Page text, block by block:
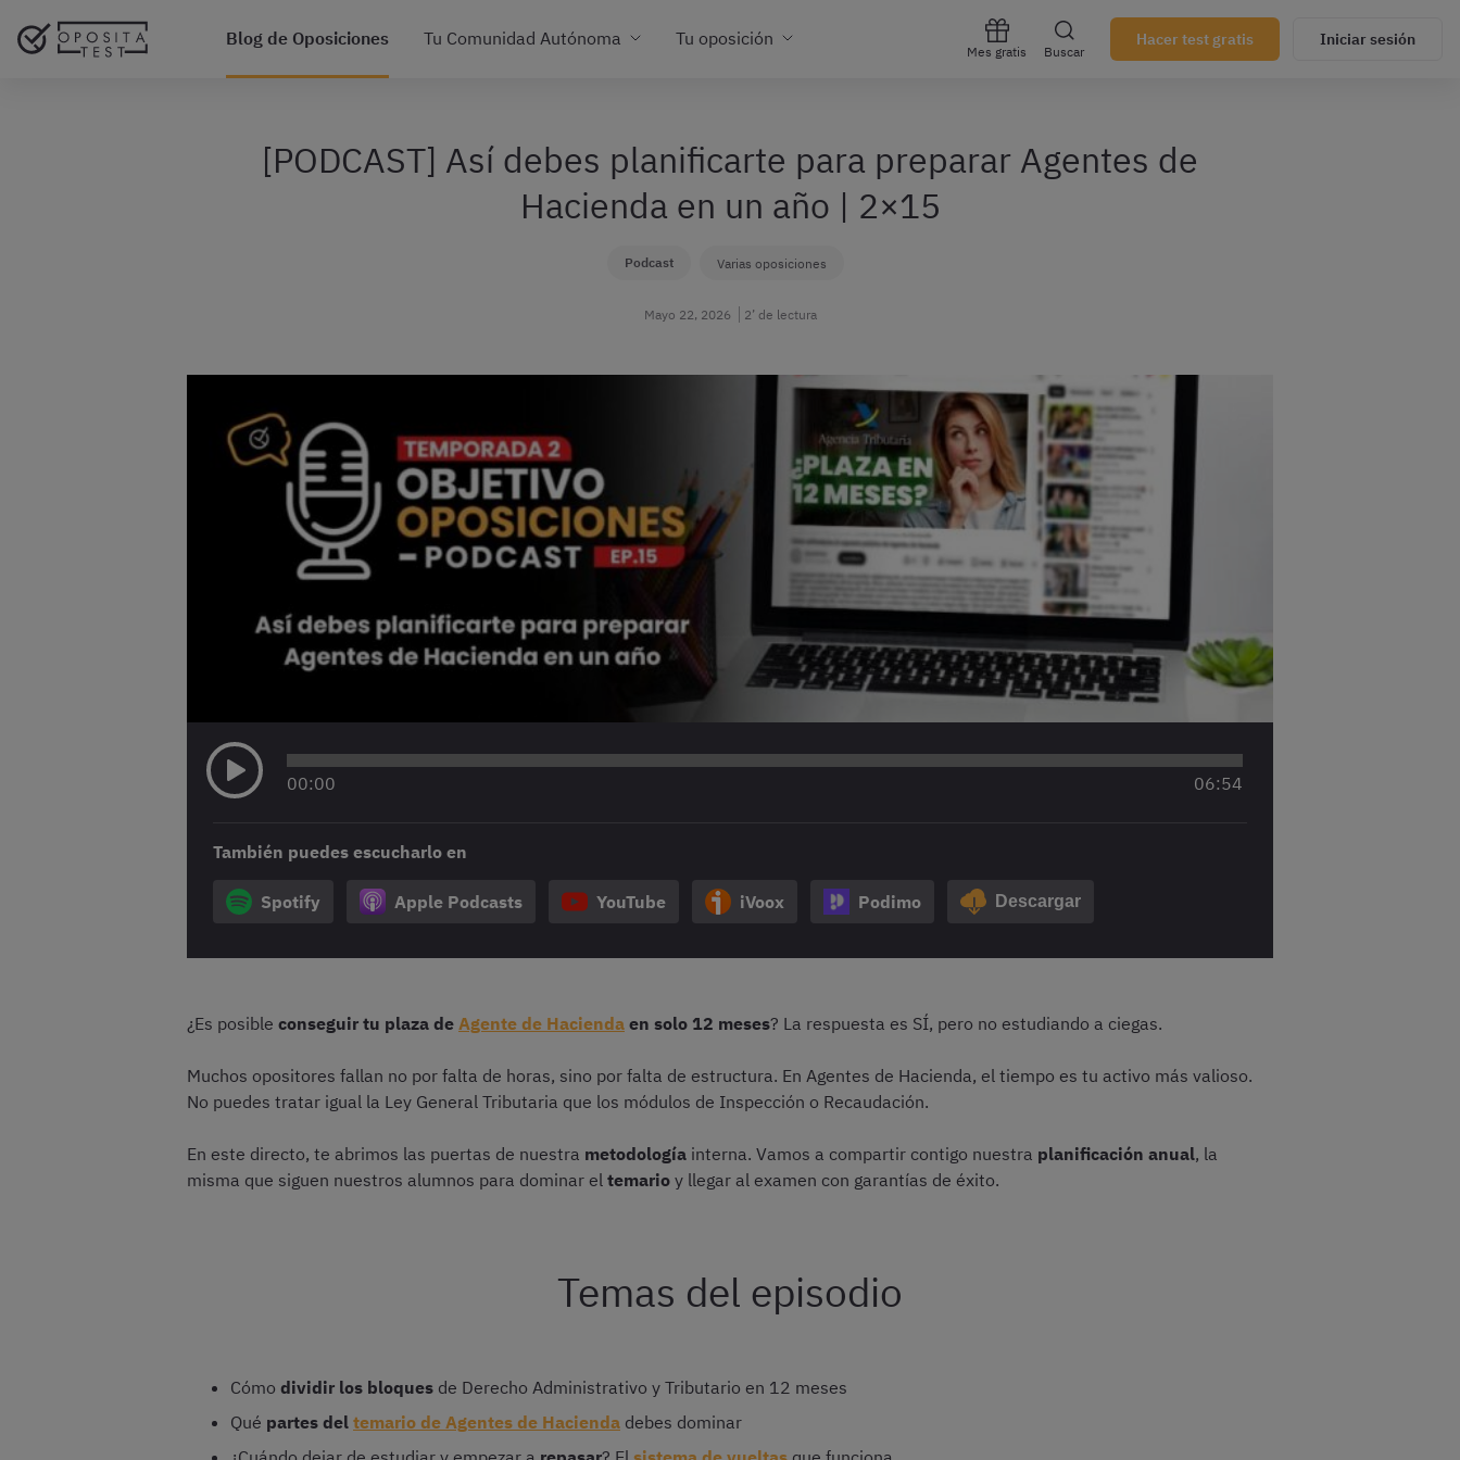
Blog de Oposiciones Tu Comunidad Autónoma Tu oposición
Mes gratis Buscar
Hacer test gratis Iniciar sesión
[PODCAST] Así debes planificarte para preparar Agentes de
Hacienda en un año | 2×15
Podcast Varias oposiciones
Mayo 22, 2026 2’ de lectura
00:00 06:54
También puedes escucharlo en
Spotify Apple Podcasts YouTube iVoox Podimo Descargar
¿Es posible conseguir tu plaza de Agente de Hacienda en solo 12 meses? La respuesta es SÍ, pero no estudiando a ciegas.
Muchos opositores fallan no por falta de horas, sino por falta de estructura. En Agentes de Hacienda, el tiempo es tu activo más valioso.
No puedes tratar igual la Ley General Tributaria que los módulos de Inspección o Recaudación.
En este directo, te abrimos las puertas de nuestra metodología interna. Vamos a compartir contigo nuestra planificación anual, la
misma que siguen nuestros alumnos para dominar el temario y llegar al examen con garantías de éxito.
Temas del episodio
Cómo dividir los bloques de Derecho Administrativo y Tributario en 12 meses
Qué partes del temario de Agentes de Hacienda debes dominar